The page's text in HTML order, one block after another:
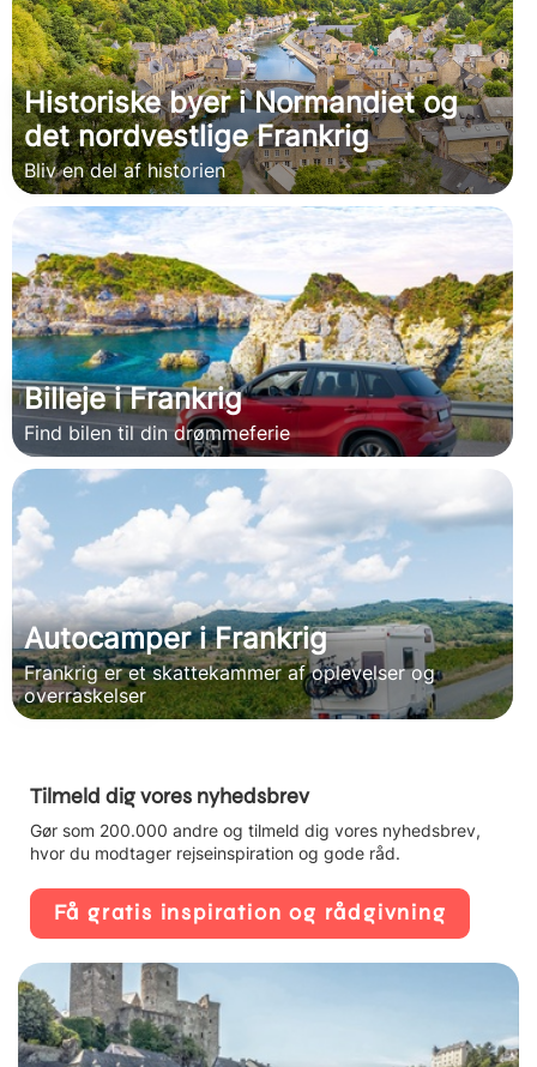
Historiske byer i Normandiet og
det nordvestlige Frankrig
Bliv en del af historien
Billeje i Frankrig
Find bilen til din drømmeferie
Autocamper i Frankrig
Frankrig er et skattekammer af oplevelser og
overraskelser
Tilmeld dig vores nyhedsbrev
Gør som 200.000 andre og tilmeld dig vores nyhedsbrev,
hvor du modtager rejseinspiration og gode råd.
Få gratis inspiration og rådgivning